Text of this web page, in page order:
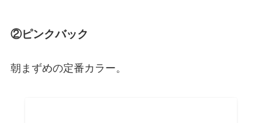
②ピンクバック
朝まずめの定番カラー。